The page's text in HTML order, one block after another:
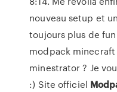
nouveau setup et
toujours plus de
modpack
minestrator ? Je
:) Site officiel